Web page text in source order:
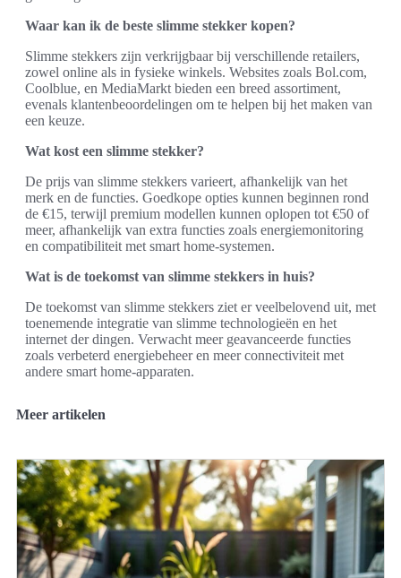
Waar kan ik de beste slimme stekker kopen?
Slimme stekkers zijn verkrijgbaar bij verschillende retailers,
zowel online als in fysieke winkels. Websites zoals Bol.com,
Coolblue, en MediaMarkt bieden een breed assortiment,
evenals klantenbeoordelingen om te helpen bij het maken van
een keuze.
Wat kost een slimme stekker?
De prijs van slimme stekkers varieert, afhankelijk van het
merk en de functies. Goedkope opties kunnen beginnen rond
de €15, terwijl premium modellen kunnen oplopen tot €50 of
meer, afhankelijk van extra functies zoals energiemonitoring
en compatibiliteit met smart home-systemen.
Wat is de toekomst van slimme stekkers in huis?
De toekomst van slimme stekkers ziet er veelbelovend uit, met
toenemende integratie van slimme technologieën en het
internet der dingen. Verwacht meer geavanceerde functies
zoals verbeterd energiebeheer en meer connectiviteit met
andere smart home-apparaten.
Meer artikelen